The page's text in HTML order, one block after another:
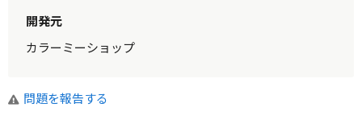
開発元
カラーミーショップ
問題を報告する